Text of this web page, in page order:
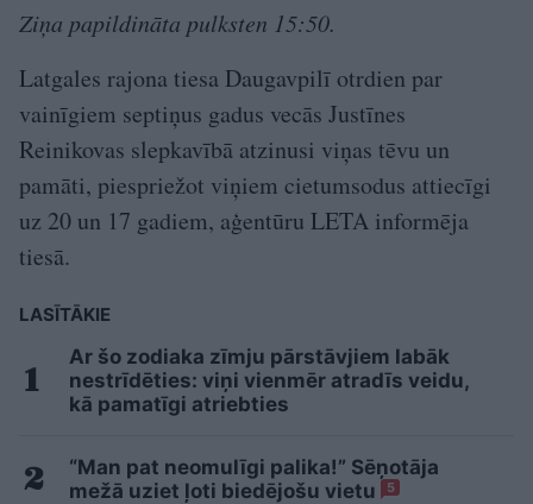
Ziņa papildināta pulksten 15:50.
Latgales rajona tiesa Daugavpilī otrdien par
vainīgiem septiņus gadus vecās Justīnes
Reinikovas slepkavībā atzinusi viņas tēvu un
pamāti, piespriežot viņiem cietumsodus attiecīgi
uz 20 un 17 gadiem, aģentūru LETA informēja
tiesā.
LASĪTĀKIE
Ar šo zodiaka zīmju pārstāvjiem labāk
nestrīdēties: viņi vienmēr atradīs veidu,
kā pamatīgi atriebties
“Man pat neomulīgi palika!” Sēņotāja
mežā uziet ļoti biedējošu vietu
5